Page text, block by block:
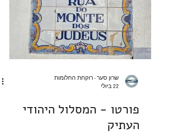
מאפינס ועוגות בחושות ארוחות ערוכות
שרון סער - רוקחת החלומות
22 ביולי
פורטו - המסלול היהודי
העתיק